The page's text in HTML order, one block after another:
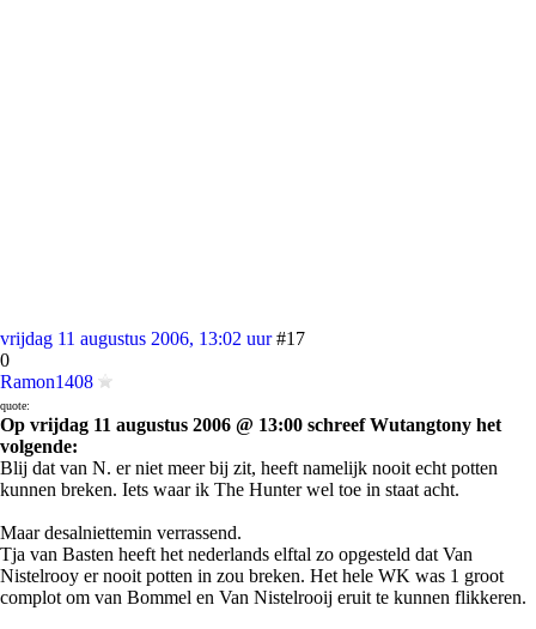
vrijdag 11 augustus 2006, 13:02 uur #17
0
Ramon1408
quote:
Op vrijdag 11 augustus 2006 @ 13:00 schreef Wutangtony het
volgende:
Blij dat van N. er niet meer bij zit, heeft namelijk nooit echt potten
kunnen breken. Iets waar ik The Hunter wel toe in staat acht.
Maar desalniettemin verrassend.
Tja van Basten heeft het nederlands elftal zo opgesteld dat Van
Nistelrooy er nooit potten in zou breken. Het hele WK was 1 groot
complot om van Bommel en Van Nistelrooij eruit te kunnen flikkeren.